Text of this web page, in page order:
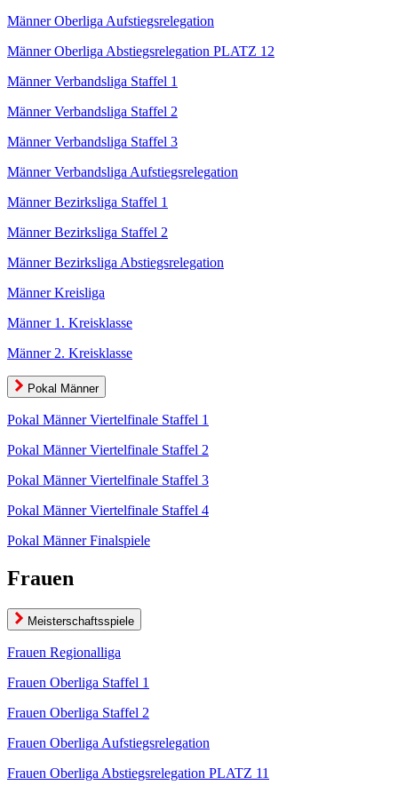
Männer Oberliga Aufstiegsrelegation
Männer Oberliga Abstiegsrelegation PLATZ 12
Männer Verbandsliga Staffel 1
Männer Verbandsliga Staffel 2
Männer Verbandsliga Staffel 3
Männer Verbandsliga Aufstiegsrelegation
Männer Bezirksliga Staffel 1
Männer Bezirksliga Staffel 2
Männer Bezirksliga Abstiegsrelegation
Männer Kreisliga
Männer 1. Kreisklasse
Männer 2. Kreisklasse
Pokal Männer
Pokal Männer Viertelfinale Staffel 1
Pokal Männer Viertelfinale Staffel 2
Pokal Männer Viertelfinale Staffel 3
Pokal Männer Viertelfinale Staffel 4
Pokal Männer Finalspiele
Frauen
Meisterschaftsspiele
Frauen Regionalliga
Frauen Oberliga Staffel 1
Frauen Oberliga Staffel 2
Frauen Oberliga Aufstiegsrelegation
Frauen Oberliga Abstiegsrelegation PLATZ 11